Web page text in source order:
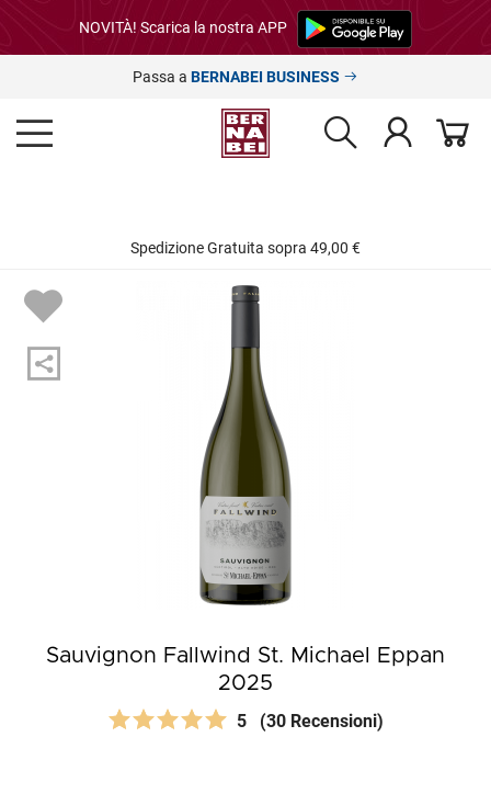
NOVITÀ! Scarica la nostra APP
Passa a BERNABEI BUSINESS
Spedizione Gratuita sopra 49,00 €
Sauvignon Fallwind St. Michael Eppan
2025
5 (30 Recensioni)